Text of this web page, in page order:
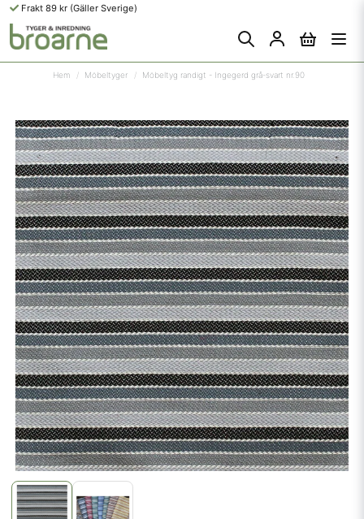
Frakt 89 kr (Gäller Sverige)
Hem Möbeltyger Möbeltyg randigt - Ingegerd grå-svart nr.90